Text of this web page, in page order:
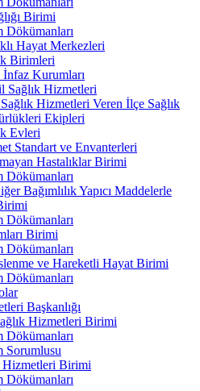
Birimi
Dökümanları
Hayat Merkezleri
Birimleri
İnfaz Kurumları
Sağlık Hizmetleri
Hizmetleri Veren İlçe Sağlık
Ekipleri
Evleri
Standart ve Envanterleri
Hastalıklar Birimi
Dökümanları
Bağımlılık Yapıcı Maddelerle
Dökümanları
Birimi
Dökümanları
ve Hareketli Hayat Birimi
Dökümanları
Başkanlığı
Hizmetleri Birimi
Dökümanları
Sorumlusu
Hizmetleri Birimi
Dökümanları